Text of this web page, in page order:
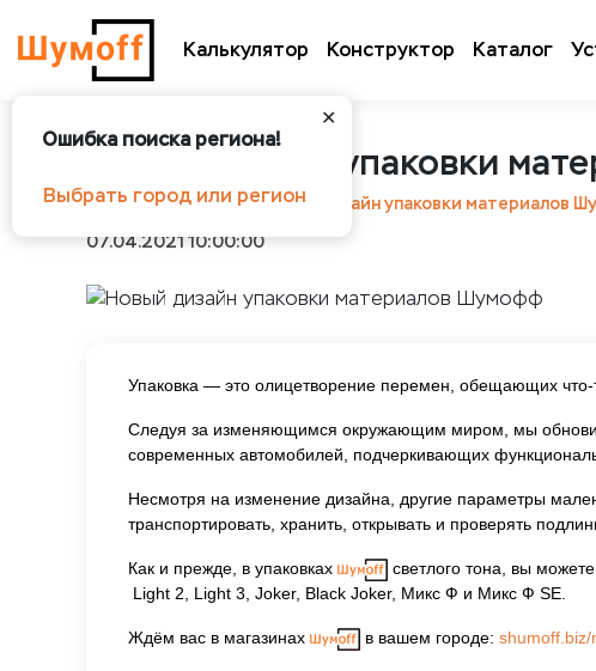
Калькулятор Конструктор Каталог
✕
Ошибка поиска региона!
Выбрать город или регион
Новый дизайн упаковки
Шумоff Новости
Новый дизайн упаковки материалов
07.04.2021 10:00:00
Упаковка — это олицетворение перемен, обещающих что-
Следуя за изменяющимся окружающим миром, мы
современных автомобилей, подчеркивающих
Несмотря на изменение дизайна, другие параметры
транспортировать, хранить, открывать и проверять
Как и прежде, в упаковках
светлого тона, вы
Light 2, Light 3, Joker, Black Joker, Микс Ф и Микс Ф SE.
Ждём вас в магазинах в вашем городе: shumoff.biz/